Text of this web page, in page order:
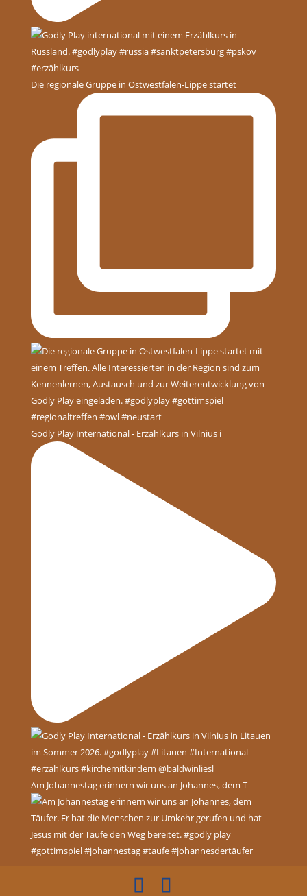
Die regionale Gruppe in Ostwestfalen-Lippe startet
Godly Play International - Erzählkurs in Vilnius i
Am Johannestag erinnern wir uns an Johannes, dem T